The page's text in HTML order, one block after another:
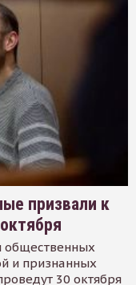
призвали к
общественных
и признанных
30 октября